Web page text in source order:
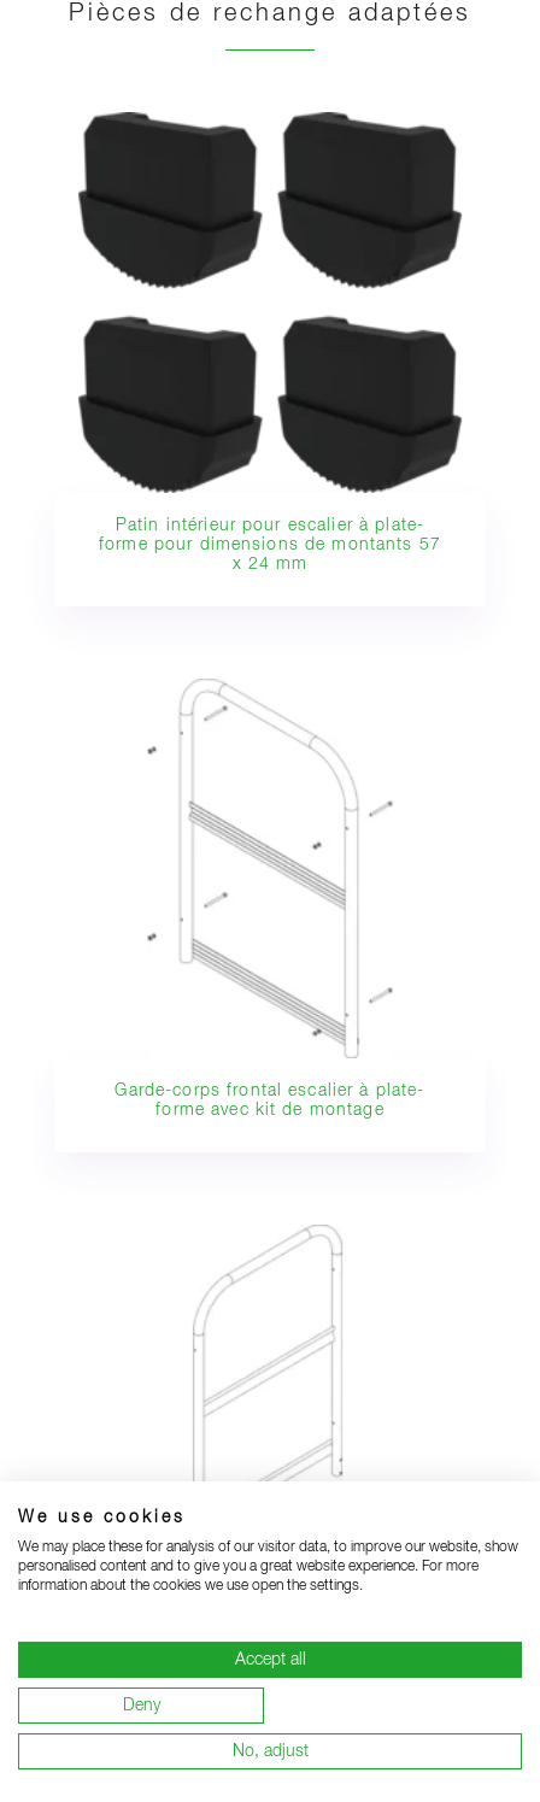
We use cookies
We may place these for analysis of our visitor data, to improve our website, show
personalised content and to give you a great website experience. For more
information about the cookies we use open the settings.
Accept all
Deny
No, adjust
Pièces de rechange adaptées
Patin intérieur pour escalier à plate-
forme pour dimensions de montants 57
x 24 mm
Garde-corps frontal escalier à plate-
forme avec kit de montage